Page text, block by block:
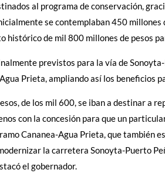
al programa de conservación,
se contemplaban 450 millones
histórico de mil 800 millones de pesos
previstos para la vía de
Prieta, ampliando así los beneficios
de los mil 600, se iban a destinar a
con la concesión para que un
Cananea-Agua Prieta, que también
la carretera Sonoyta-Puerto
el gobernador.